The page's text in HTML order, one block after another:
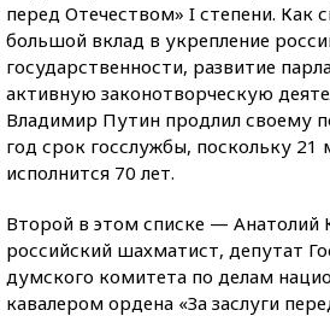
перед Отечеством» I степени. Как
большой вклад в укрепление
государственности, развитие
активную законотворческую
Владимир Путин продлил своему
год срок госслужбы, поскольку
исполнится 70 лет.
Второй в этом списке — Анатолий
российский шахматист, депутат
думского комитета по делам
кавалером ордена «За заслуги